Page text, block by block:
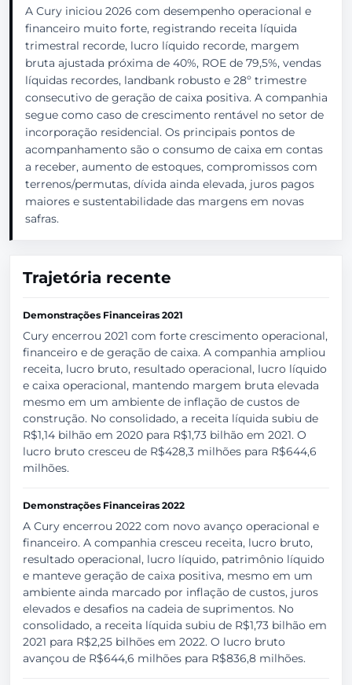
A Cury iniciou 2026 com desempenho operacional e
financeiro muito forte, registrando receita líquida
trimestral recorde, lucro líquido recorde, margem
bruta ajustada próxima de 40%, ROE de 79,5%, vendas
líquidas recordes, landbank robusto e 28º trimestre
consecutivo de geração de caixa positiva. A companhia
segue como caso de crescimento rentável no setor de
incorporação residencial. Os principais pontos de
acompanhamento são o consumo de caixa em contas
a receber, aumento de estoques, compromissos com
terrenos/permutas, dívida ainda elevada, juros pagos
maiores e sustentabilidade das margens em novas
safras.
Trajetória recente
Demonstrações Financeiras 2021
Cury encerrou 2021 com forte crescimento operacional,
financeiro e de geração de caixa. A companhia ampliou
receita, lucro bruto, resultado operacional, lucro líquido
e caixa operacional, mantendo margem bruta elevada
mesmo em um ambiente de inflação de custos de
construção. No consolidado, a receita líquida subiu de
R$1,14 bilhão em 2020 para R$1,73 bilhão em 2021. O
lucro bruto cresceu de R$428,3 milhões para R$644,6
milhões.
Demonstrações Financeiras 2022
A Cury encerrou 2022 com novo avanço operacional e
financeiro. A companhia cresceu receita, lucro bruto,
resultado operacional, lucro líquido, patrimônio líquido
e manteve geração de caixa positiva, mesmo em um
ambiente ainda marcado por inflação de custos, juros
elevados e desafios na cadeia de suprimentos. No
consolidado, a receita líquida subiu de R$1,73 bilhão em
2021 para R$2,25 bilhões em 2022. O lucro bruto
avançou de R$644,6 milhões para R$836,8 milhões.